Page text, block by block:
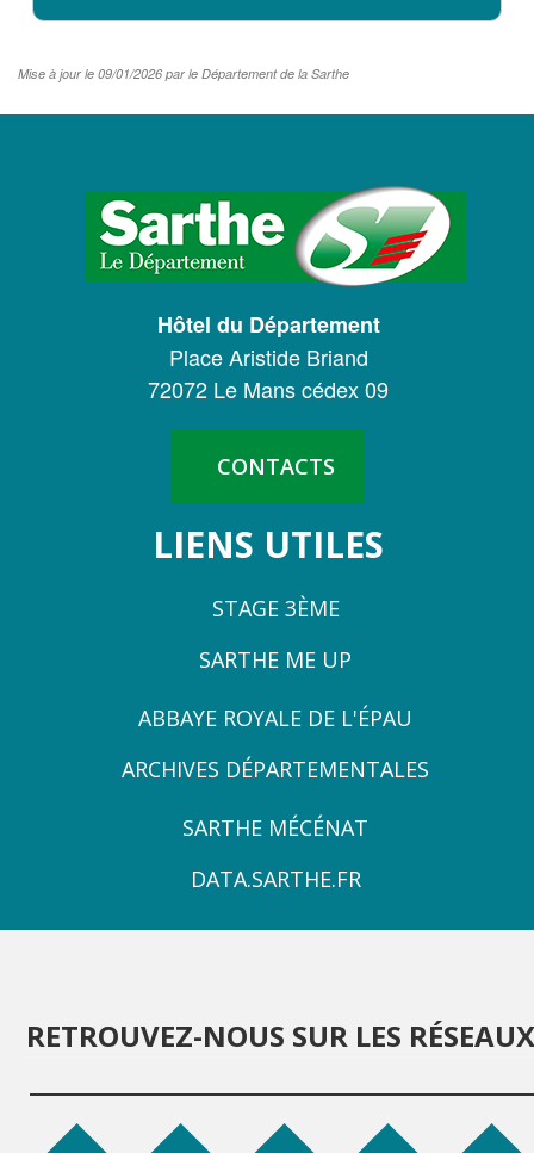
Mise à jour le 09/01/2026 par le Département de la Sarthe
CONSEIL
DÉPARTEMENTAL
SARTHE
Hôtel du Département
Place Aristide Briand
72072 Le Mans cédex 09
CONTACTS
LIENS UTILES
STAGE 3ÈME
SARTHE ME UP
ZONEABBAYE ROYALE DE L'ÉPAU
ARCHIVES DÉPARTEMENTALES
SARTHE MÉCÉNAT
DATA.SARTHE.FR
RETROUVEZ-NOUS SUR LES RÉSEAUX